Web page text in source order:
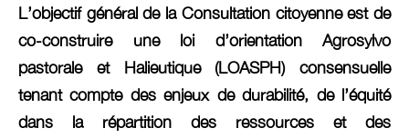
L’objectif général de la Consultation citoyenne est de
co-construire une loi d’orientation Agrosylvo
pastorale et Halieutique (LOASPH) consensuelle
tenant compte des enjeux de durabilité, de l’équité
dans la répartition des ressources et des